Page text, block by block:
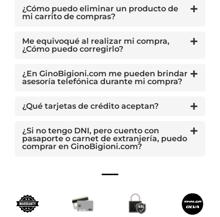
¿Cómo puedo eliminar un producto de
mi carrito de compras?
Me equivoqué al realizar mi compra,
¿Cómo puedo corregirlo?
¿En GinoBigioni.com me pueden brindar
asesoría telefónica durante mi compra?
¿Qué tarjetas de crédito aceptan?
¿Si no tengo DNI, pero cuento con
pasaporte o carnet de extranjería, puedo
comprar en GinoBigioni.com?